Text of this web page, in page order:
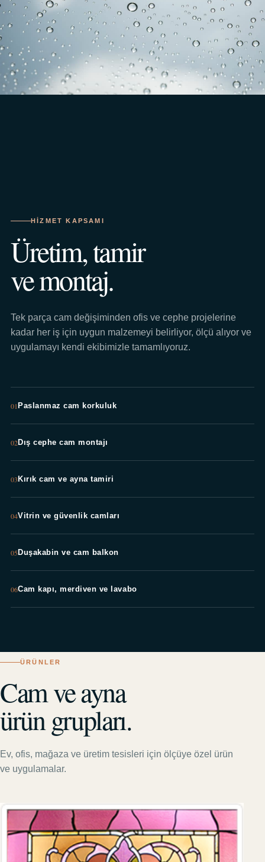
HIZMET KAPSAMI
Üretim, tamir
ve montaj.
Tek parça cam değişiminden ofis ve cephe projelerine
kadar her iş için uygun malzemeyi belirliyor, ölçü alıyor ve
uygulamayı kendi ekibimizle tamamlıyoruz.
01Paslanmaz cam korkuluk
02Dış cephe cam montajı
03Kırık cam ve ayna tamiri
04Vitrin ve güvenlik camları
05Duşakabin ve cam balkon
06Cam kapı, merdiven ve lavabo
ÜRÜNLER
Cam ve ayna
ürün grupları.
Ev, ofis, mağaza ve üretim tesisleri için ölçüye özel ürün
ve uygulamalar.